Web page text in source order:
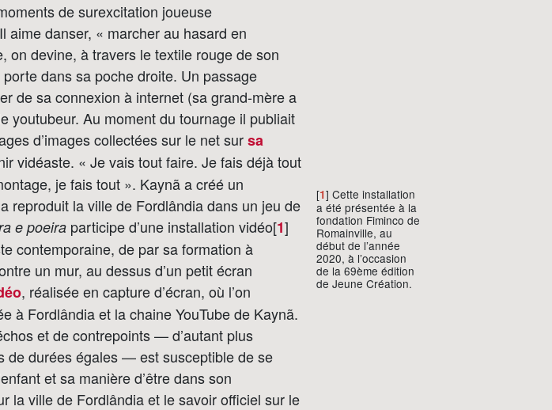
de surexcitation joueuse
aime danser, « marcher au hasard en
on devine, à travers le textile rouge de son
dans sa poche droite. Un passage
de sa connexion à internet (sa grand-mère a
youtubeur. Au moment du tournage il publiait
d’images collectées sur le net sursa
vidéaste. « Je vais tout faire. Je fais déjà tout
je fais tout ». Kaynã a créé un
reproduit la ville de Fordlândia dans un jeu de
e poeira participe d’une installation vidéo[1]
[1] Cette installation
a été présentée à la
fondation Fiminco de
Romainville, au
début de l’année
2020, à l’occasion
de la 69ème édition
de Jeune Création.
contemporaine, de par sa formation à
un mur, au dessus d’un petit écran
, réalisée en capture d’écran, où l’on
à Fordlândia et la chaine YouTube de Kaynã.
et de contrepoints — d’autant plus
de durées égales — est susceptible de se
et sa manière d’être dans son
la ville de Fordlândia et le savoir officiel sur le